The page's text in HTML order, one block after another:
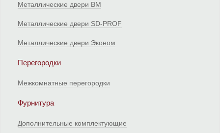
Металлические двери ВМ
Металлические двери SD-PROF
Металлические двери Эконом
Перегородки
Межкомнатные перегородки
Фурнитура
Дополнительные комплектующие